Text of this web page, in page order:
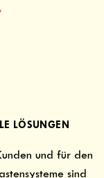
LÖSUNGEN
und für den
sind